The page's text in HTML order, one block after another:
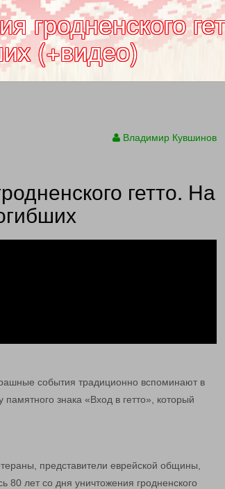
гродненского
(+видео)
Владимир Кувшинов
гетто. На
события традиционно вспоминают в
знака «Вход в гетто», который
представители еврейской общины,
80 лет со дня уничтожения гродненского